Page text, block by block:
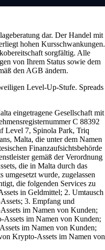
dar. Der Handel mit
hohen Kursschwankungen.
sorgfältig. Alle
von Ihrem Status sowie dem
den AGB ändern.
Level-Up-Stufe. Spreads
eingetragene Gesellschaft mit
C 88392
Level 7, Spinola Park, Triq
Malta, die unter dem Namen
Finanzaufsichtsbehörde
gemäß der Verordnung
die in Malta durch das
wurde, zugelassen
die folgenden Services zu
in Geldmittel; 2. Umtausch
3. Empfang und
im Namen von Kunden;
im Namen von Kunden;
im Namen von Kunden;
Krypto-Assets im Namen von